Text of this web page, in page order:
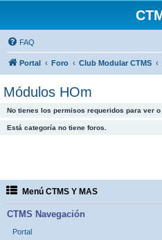
FAQ
Portal Foro Club Modular CTMS
Módulos HOm
No tienes los permisos requeridos para ver o
Está categoría no tiene foros.
Menú CTMS Y MAS
CTMS Navegación
Portal